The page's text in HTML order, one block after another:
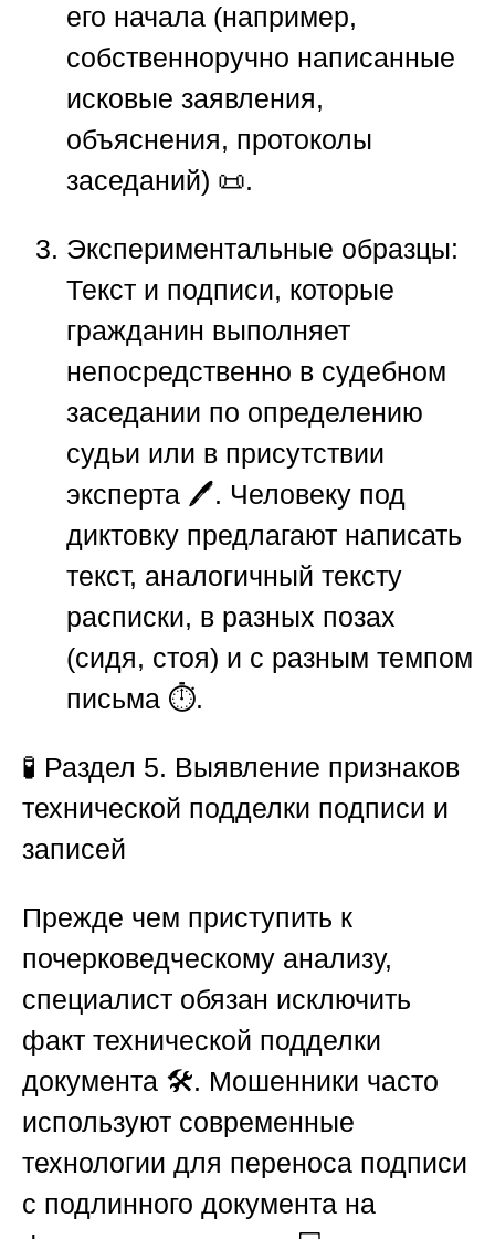
его начала (например,
собственноручно написанные
исковые заявления,
объяснения, протоколы
заседаний) 📜.
Экспериментальные образцы:
Текст и подписи, которые
гражданин выполняет
непосредственно в судебном
заседании по определению
судьи или в присутствии
эксперта 🖊️. Человеку под
диктовку предлагают написать
текст, аналогичный тексту
расписки, в разных позах
(сидя, стоя) и с разным темпом
письма ⏱️.
🧪 Раздел 5. Выявление признаков
технической подделки подписи и
записей
Прежде чем приступить к
почерковедческому анализу,
специалист обязан исключить
факт технической подделки
документа 🛠️. Мошенники часто
используют современные
технологии для переноса подписи
с подлинного документа на